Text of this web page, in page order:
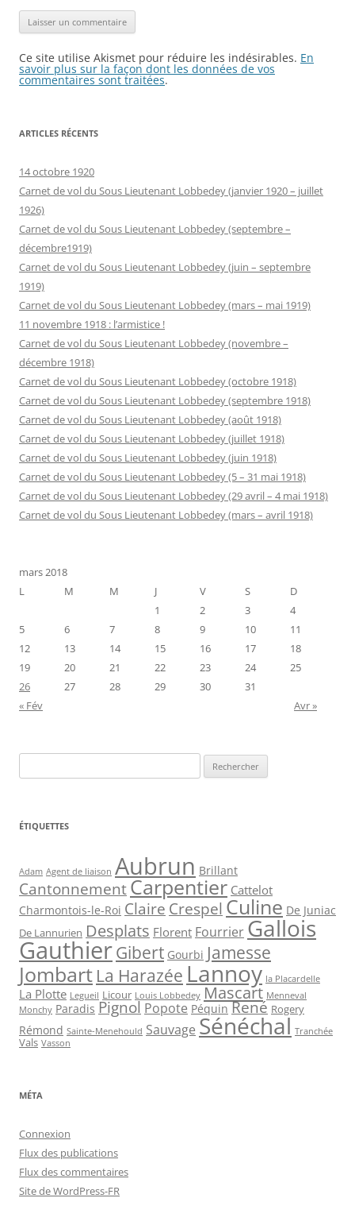
Ce site utilise Akismet pour réduire les indésirables. En
savoir plus sur la façon dont les données de vos
commentaires sont traitées.
ARTICLES RÉCENTS
14 octobre 1920
Carnet de vol du Sous Lieutenant Lobbedey (janvier 1920 – juillet
1926)
Carnet de vol du Sous Lieutenant Lobbedey (septembre –
décembre1919)
Carnet de vol du Sous Lieutenant Lobbedey (juin – septembre
1919)
Carnet de vol du Sous Lieutenant Lobbedey (mars – mai 1919)
11 novembre 1918 : l’armistice !
Carnet de vol du Sous Lieutenant Lobbedey (novembre –
décembre 1918)
Carnet de vol du Sous Lieutenant Lobbedey (octobre 1918)
Carnet de vol du Sous Lieutenant Lobbedey (septembre 1918)
Carnet de vol du Sous Lieutenant Lobbedey (août 1918)
Carnet de vol du Sous Lieutenant Lobbedey (juillet 1918)
Carnet de vol du Sous Lieutenant Lobbedey (juin 1918)
Carnet de vol du Sous Lieutenant Lobbedey (5 – 31 mai 1918)
Carnet de vol du Sous Lieutenant Lobbedey (29 avril – 4 mai 1918)
Carnet de vol du Sous Lieutenant Lobbedey (mars – avril 1918)
mars 2018
L
M M J V S
D
1
2 3
4
5
6 7 8 9 10
11
12
13 14 15 16 17
18
19
20 21 22 23 24
25
26
27 28 29 30
31
« Fév
Avr »
ÉTIQUETTES
Adam Agent de liaison Aubrun Brillant
Cantonnement Carpentier Cattelot
Charmontois-le-Roi Claire Crespel Culine De Juniac
De Lannurien Desplats Florent FourrierGallois
GauthierGibert Gourbi Jamesse
Jombart La Harazée Lannoy la Placardelle
La Plotte Legueil Licour Louis Lobbedey Mascart Menneval
Monchy Paradis Pignol Popote Péquin René Rogery
Rémond Sainte-Menehould Sauvage Sénéchal Tranchée
Vals Vasson
MÉTA
Connexion
Flux des publications
Flux des commentaires
Site de WordPress-FR